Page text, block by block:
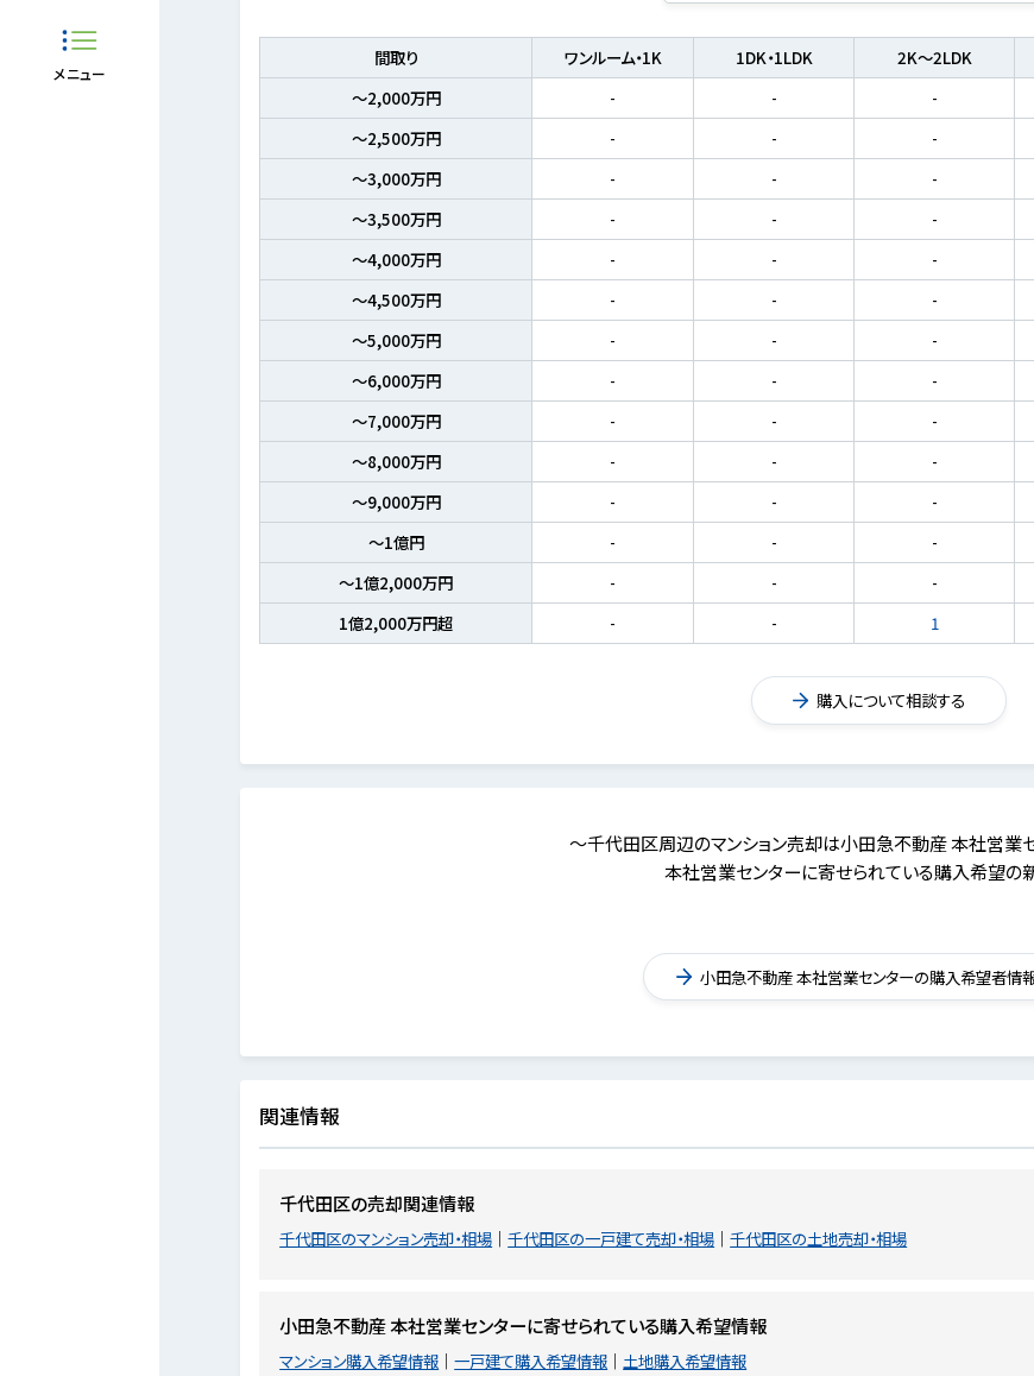
メニュー
間取り ワンルーム・1K 1DK・1LDK 2K～2LDK
～2,000万円
- - -
～2,500万円
- - -
～3,000万円
- - -
～3,500万円
- - -
～4,000万円
- - -
～4,500万円
- - -
～5,000万円
- - -
～6,000万円
- - -
～7,000万円
- - -
～8,000万円
- - -
～9,000万円
- - -
～1億円
- - -
～1億2,000万円
- - -
1億2,000万円超
- - 1
購入について相談する
～千代田区周辺のマンション売却は小田急不動産 本社営業
本社営業センターに寄せられている購入希望の
小田急不動産 本社営業センターの購入希望者情
関連情報
千代田区の売却関連情報
千代田区のマンション売却・相場 千代田区の一戸建て売却・相場 千代田区の土地売却・相場
小田急不動産 本社営業センターに寄せられている購入希望情報
マンション購入希望情報 一戸建て購入希望情報 土地購入希望情報